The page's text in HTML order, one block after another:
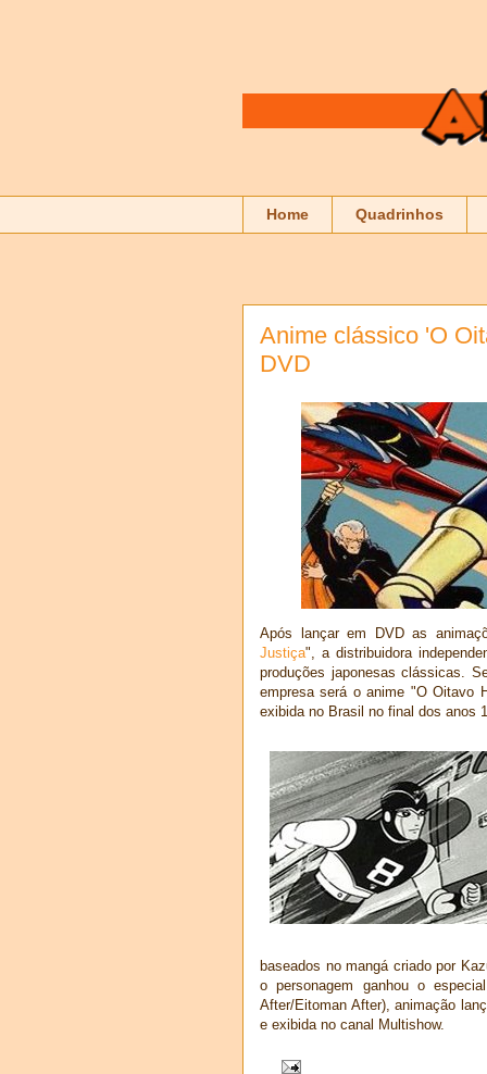
Home Quadrinhos
Anime clássico 'O
DVD
Após lançar em DVD as
Justiça", a distribuidora
produções japonesas clássicas.
empresa será o anime "O Oitavo
exibida no Brasil no final dos anos
baseados no mangá criado por
o personagem ganhou o
After/Eitoman After), animação
e exibida no canal Multishow.